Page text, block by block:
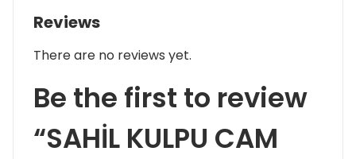
Reviews
There are no reviews yet.
Be the first to review
“SAHİL KULPU CAM